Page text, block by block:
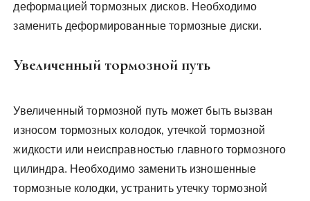
деформацией тормозных дисков. Необходимо
заменить деформированные тормозные диски.
Увеличенный тормозной путь
Увеличенный тормозной путь может быть вызван
износом тормозных колодок‚ утечкой тормозной
жидкости или неисправностью главного тормозного
цилиндра. Необходимо заменить изношенные
тормозные колодки‚ устранить утечку тормозной